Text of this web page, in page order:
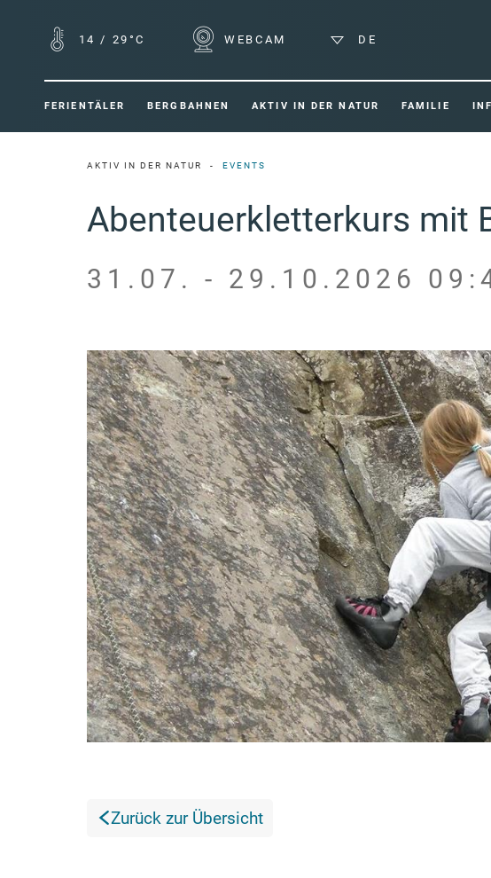
14 / 29°C WEBCAM DE
FERIENTÄLER BERGBAHNEN AKTIV IN DER NATUR FAMILIE
AKTIV IN DER NATUR EVENTS
Abenteuerkletterkurs mit
31.07. - 29.10.2026
Zurück zur Übersicht